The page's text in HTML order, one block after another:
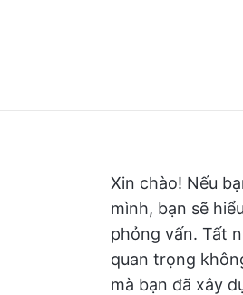
Xin chào! Nếu
mình, bạn sẽ
phỏng vấn. Tất
quan trọng
mà bạn đã xây